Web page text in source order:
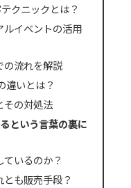
クニックとは？
イベントの活用
の流れを解説
違いとは？
その対処法
という言葉の裏に
ているのか？
も販売手段？